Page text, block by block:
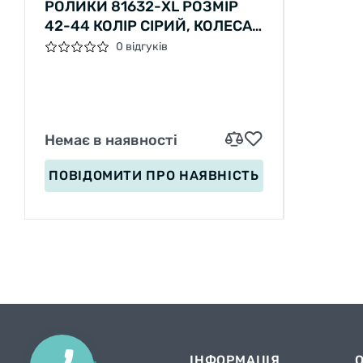
РОЛИКИ 81632-XL РОЗМІР
42-44 КОЛІР СІРИЙ, КОЛЕСА
PU, D – 9 СМ, АЛЮМІНІЄВА
0 відгуків
Немає в наявності
ПОВІДОМИТИ ПРО НАЯВНІСТЬ